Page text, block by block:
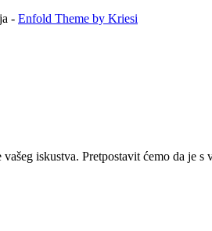
- Enfold Theme by Kriesi
iskustva. Pretpostavit ćemo da je s